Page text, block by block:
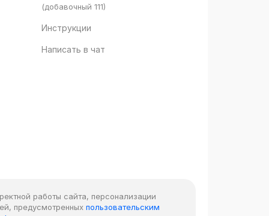
(добавочный 111)
Инструкции
Написать в чат
работы сайта, персонализации
предусмотренных пользовательским